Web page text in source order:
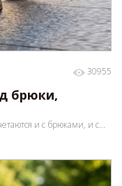
30955
брюки,
и с брюками, и с...